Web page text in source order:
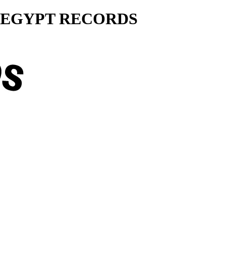
RECORDS